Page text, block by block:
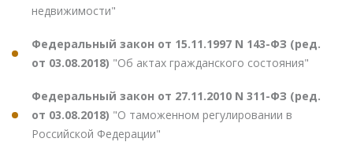
недвижимости"
Федеральный закон от 15.11.1997 N 143-ФЗ (ред.
от 03.08.2018) "Об актах гражданского состояния"
Федеральный закон от 27.11.2010 N 311-ФЗ (ред.
от 03.08.2018) "О таможенном регулировании в
Российской Федерации"